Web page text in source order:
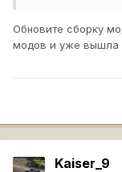
Обновите сборку
модов и уже вышла
Kaiser_9